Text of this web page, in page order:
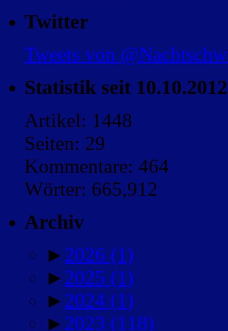
Twitter
Tweets von
Statistik seit 10.10.2012
Artikel: 1448
Seiten: 29
Kommentare: 464
Wörter: 665,912
Archiv
► 2026 (1)
► 2025 (1)
► 2024 (1)
► 2023 (118)